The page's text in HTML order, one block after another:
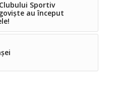
Sportiv
au început